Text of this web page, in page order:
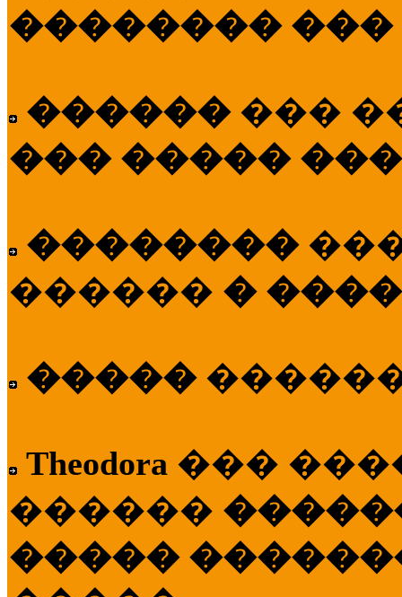
�������� ���
������ ���
��� �����
��������
������ �
�����
Theodora ���
������
�����